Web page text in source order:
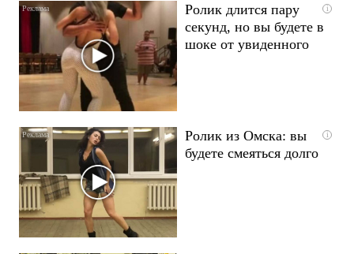
i
Ролик длится пару
секунд, но вы будете в
шоке от увиденного
i
Ролик из Омска: вы
будете смеяться долго